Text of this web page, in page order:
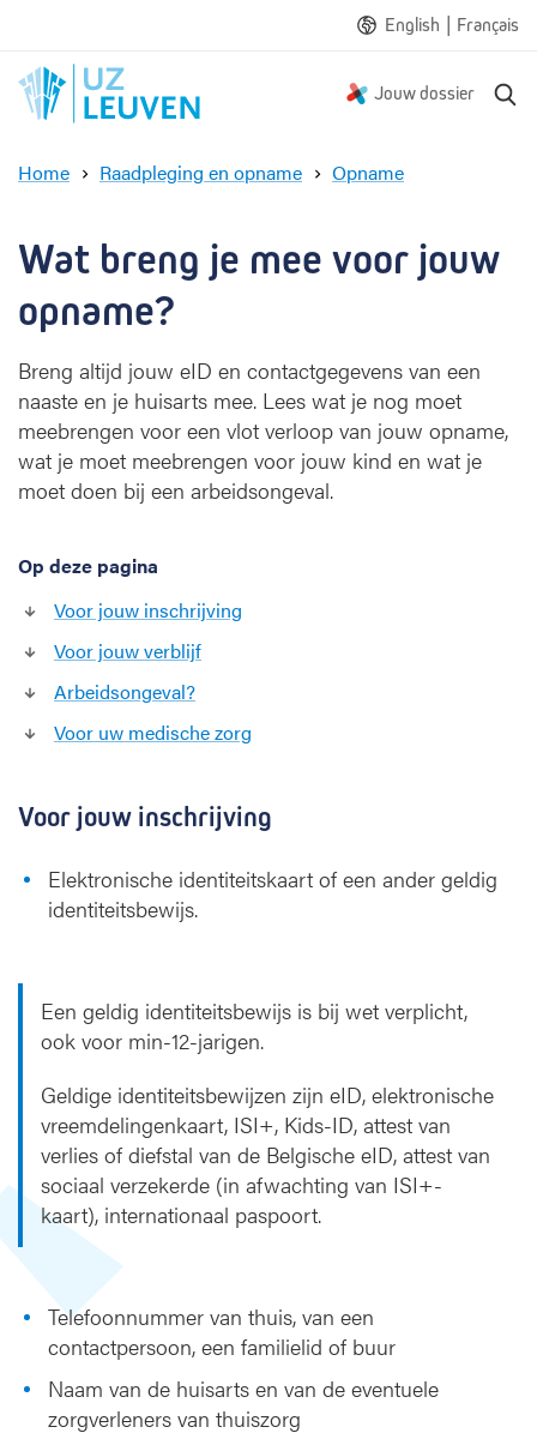
English | Français
Jouw dossier
Home Raadpleging en opname Opname
b
g
e
m
e
Wat breng je mee voor jouw
opname?
Breng altijd jouw eID en contactgegevens van een
naaste en je huisarts mee. Lees wat je nog moet
meebrengen voor een vlot verloop van jouw opname,
wat je moet meebrengen voor jouw kind en wat je
moet doen bij een arbeidsongeval.
Op deze pagina
Voor jouw inschrijving
Voor jouw verblijf
Arbeidsongeval?
Voor uw medische zorg
Voor jouw inschrijving
Elektronische identiteitskaart of een ander geldig
identiteitsbewijs.
Een geldig identiteitsbewijs is bij wet verplicht,
ook voor min-12-jarigen.
Geldige identiteitsbewijzen zijn eID, elektronische
vreemdelingenkaart, ISI+, Kids-ID, attest van
verlies of diefstal van de Belgische eID, attest van
sociaal verzekerde (in afwachting van ISI+-
kaart), internationaal paspoort.
Telefoonnummer van thuis, van een
contactpersoon, een familielid of buur
Naam van de huisarts en van de eventuele
zorgverleners van thuiszorg